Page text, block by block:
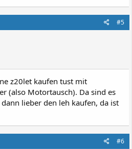
#5
z20let kaufen tust mit
(also Motortausch). Da sind es
lieber den leh kaufen, da ist
#6